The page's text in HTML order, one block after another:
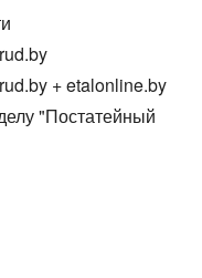
+ etalonline.by
"Постатейный